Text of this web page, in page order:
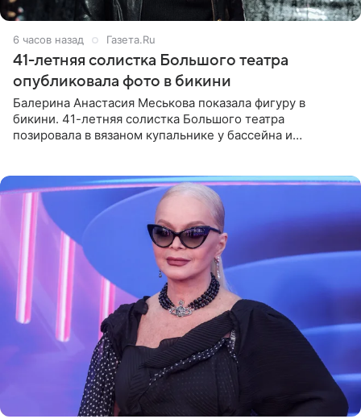
6 часов назад Газета.Ru
41-летняя солистка Большого театра
опубликовала фото в бикини
Балерина Анастасия Меськова показала фигуру в
бикини. 41-летняя солистка Большого театра
позировала в вязаном купальнике у бассейна и